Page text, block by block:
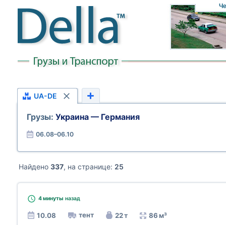
UA-DE
Грузы: Украина — Германия
06.08–06.10
Найдено 337, на странице: 25
4 минуты назад
10.08 тент 22 т 86 м³